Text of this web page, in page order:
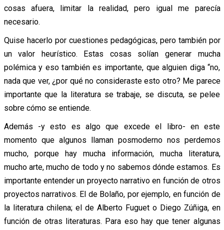
cosas afuera, limitar la realidad, pero igual me parecía
necesario.
Quise hacerlo por cuestiones pedagógicas, pero también por
un valor heurístico. Estas cosas solían generar mucha
polémica y eso también es importante, que alguien diga “no,
nada que ver, ¿por qué no consideraste esto otro? Me parece
importante que la literatura se trabaje, se discuta, se pelee
sobre cómo se entiende.
Además -y esto es algo que excede el libro- en este
momento que algunos llaman posmoderno nos perdemos
mucho, porque hay mucha información, mucha literatura,
mucho arte, mucho de todo y no sabemos dónde estamos. Es
importante entender un proyecto narrativo en función de otros
proyectos narrativos. El de Bolaño, por ejemplo, en función de
la literatura chilena; el de Alberto Fuguet o Diego Zúñiga, en
función de otras literaturas. Para eso hay que tener algunas